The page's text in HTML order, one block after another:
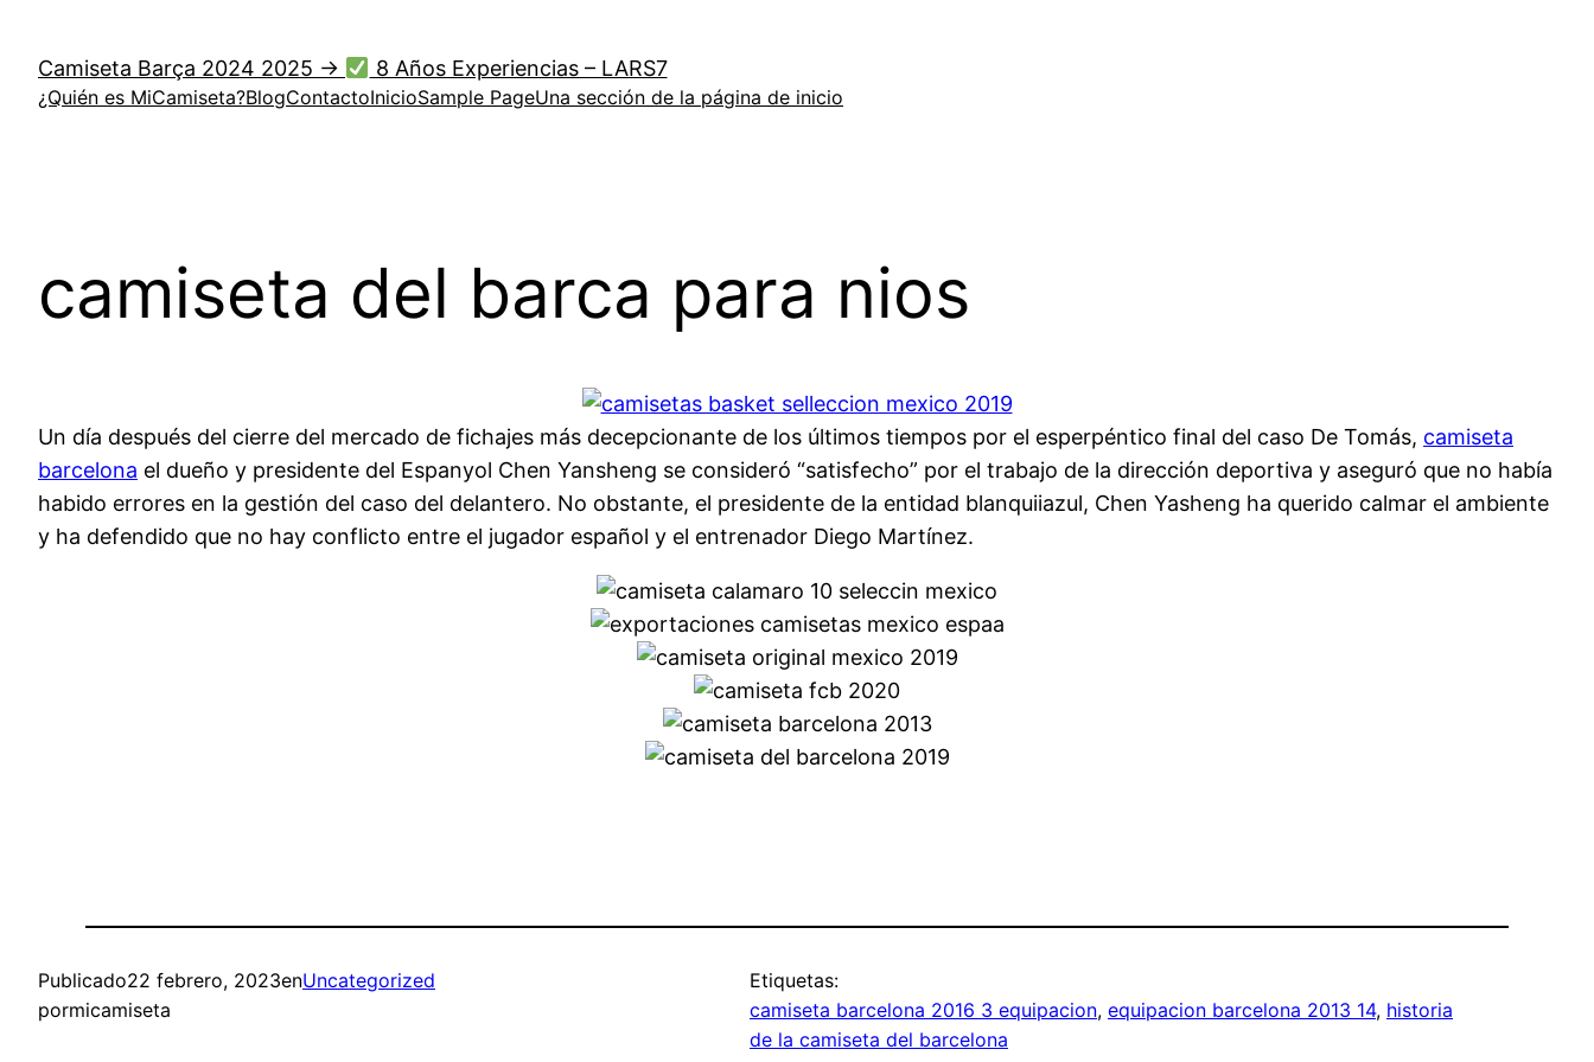
contenido
Camiseta Barça 2024 2025 → 8 Años Experiencias – LARS7
¿Quién es MiCamiseta?BlogContactoInicioSample PageUna sección de la página de inicio
camiseta del barca para nios
Un día después del cierre del mercado de fichajes más decepcionante de los últimos tiempos por el esperpéntico final del caso De Tomás, camiseta
barcelona el dueño y presidente del Espanyol Chen Yansheng se consideró “satisfecho” por el trabajo de la dirección deportiva y aseguró que no había
habido errores en la gestión del caso del delantero. No obstante, el presidente de la entidad blanquiiazul, Chen Yasheng ha querido calmar el ambiente
y ha defendido que no hay conflicto entre el jugador español y el entrenador Diego Martínez.
Publicado22 febrero, 2023enUncategorized
pormicamiseta
Etiquetas:
camiseta barcelona 2016 3 equipacion, equipacion barcelona 2013 14, historia
de la camiseta del barcelona